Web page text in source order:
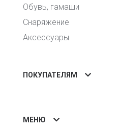
Обувь, гамаши
Снаряжение
Аксессуары
ПОКУПАТЕЛЯМ
МЕНЮ